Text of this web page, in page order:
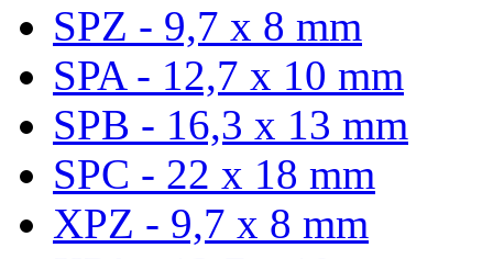
SPZ - 9,7 x 8 mm
SPA - 12,7 x 10 mm
SPB - 16,3 x 13 mm
SPC - 22 x 18 mm
XPZ - 9,7 x 8 mm